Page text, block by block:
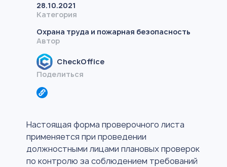
28.10.2021
Категория
Охрана труда и пожарная безопасность
Автор
CheckOffice
Поделиться
Настоящая форма проверочного листа
применяется при проведении
должностными лицами плановых проверок
по контролю за соблюдением требований